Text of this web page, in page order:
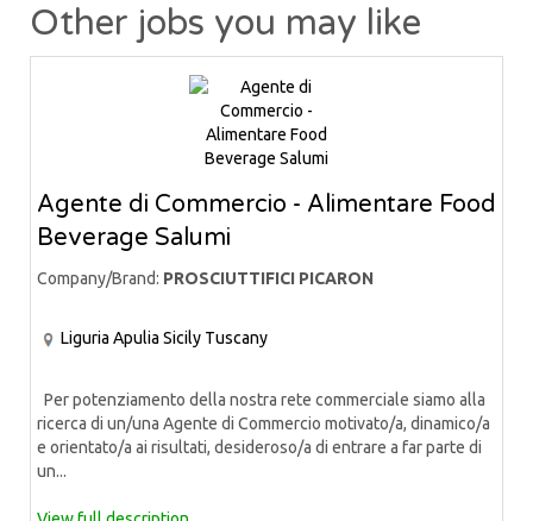
Other jobs you may like
Agente di Commercio - Alimentare Food
Beverage Salumi
Company/Brand: PROSCIUTTIFICI PICARON
Liguria Apulia Sicily Tuscany
Per potenziamento della nostra rete commerciale siamo alla
ricerca di un/una Agente di Commercio motivato/a, dinamico/a
e orientato/a ai risultati, desideroso/a di entrare a far parte di
un...